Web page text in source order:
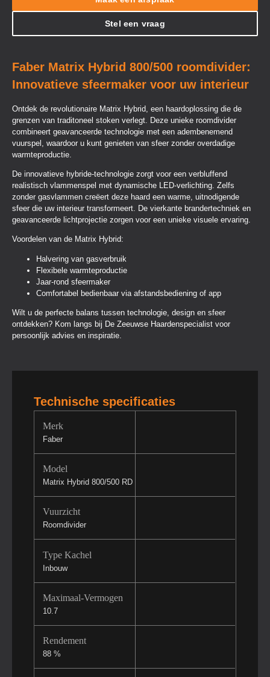
Stel een vraag
Faber Matrix Hybrid 800/500 roomdivider:
Innovatieve sfeermaker voor uw interieur
Ontdek de revolutionaire Matrix Hybrid, een haardoplossing die de
grenzen van traditoneel stoken verlegt. Deze unieke roomdivider
combineert geavanceerde technologie met een adembenemend
vuurspel, waardoor u kunt genieten van sfeer zonder overdadige
warmteproductie.
De innovatieve hybride-technologie zorgt voor een verbluffend
realistisch vlammenspel met dynamische LED-verlichting. Zelfs
zonder gasvlammen creëert deze haard een warme, uitnodigende
sfeer die uw interieur transformeert. De vierkante brandertechniek en
geavanceerde lichtprojectie zorgen voor een unieke visuele ervaring.
Voordelen van de Matrix Hybrid:
Halvering van gasverbruik
Flexibele warmteproductie
Jaar-rond sfeermaker
Comfortabel bedienbaar via afstandsbediening of app
Wilt u de perfecte balans tussen technologie, design en sfeer
ontdekken? Kom langs bij De Zeeuwse Haardenspecialist voor
persoonlijk advies en inspiratie.
Technische specificaties
Merk
Faber
Model
Matrix Hybrid 800/500 RD
Vuurzicht
Roomdivider
Type Kachel
Inbouw
Maximaal-Vermogen
10.7
Rendement
88 %